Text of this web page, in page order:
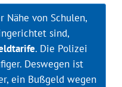
Nähe von Schulen,
sind,
. Die Polizei
Deswegen ist
ein Bußgeld wegen